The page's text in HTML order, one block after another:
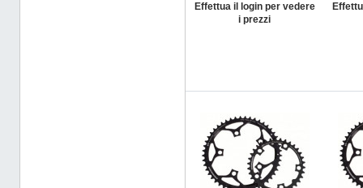
Effettua il login per vedere
i prezzi